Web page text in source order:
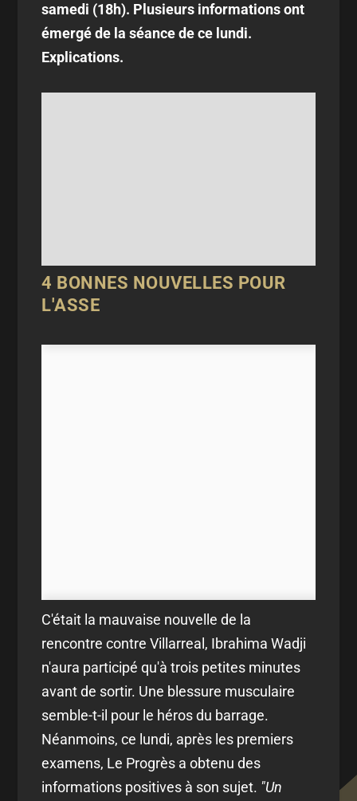
samedi (18h). Plusieurs informations ont
émergé de la séance de ce lundi.
Explications.
4 BONNES NOUVELLES POUR
L'ASSE
C'était la mauvaise nouvelle de la
rencontre contre Villarreal, Ibrahima Wadji
n'aura participé qu'à trois petites minutes
avant de sortir. Une blessure musculaire
semble-t-il pour le héros du barrage.
Néanmoins, ce lundi, après les premiers
examens, Le Progrès a obtenu des
informations positives à son sujet. "Un